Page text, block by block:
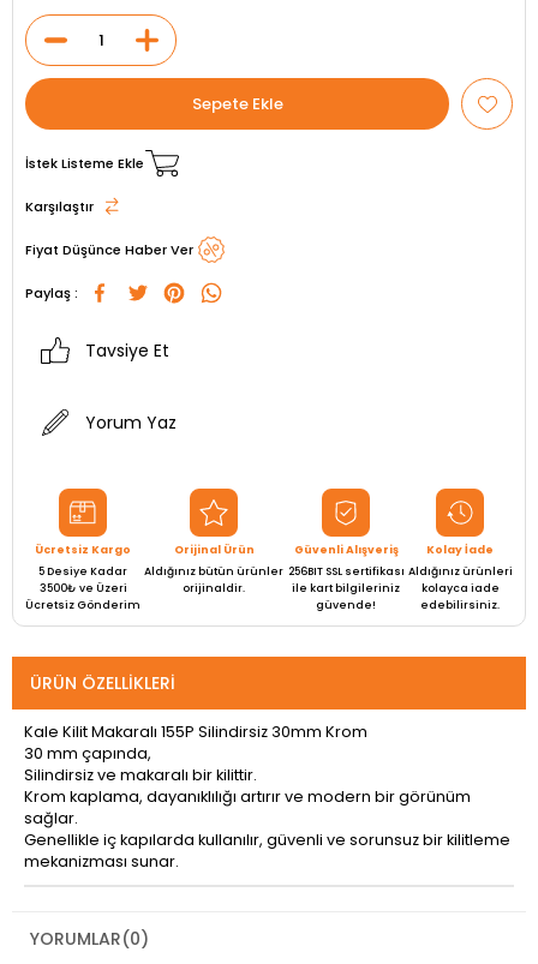
İstek Listeme Ekle
Karşılaştır
Fiyat Düşünce Haber Ver
Paylaş :
Tavsiye Et
Yorum Yaz
Ücretsiz Kargo
5 Desiye Kadar
3500₺ ve Üzeri
Ücretsiz Gönderim
Orijinal Ürün
Aldığınız bütün ürünler
orijinaldir.
Güvenli Alışveriş
256BIT SSL sertifikası
ile kart bilgileriniz
güvende!
Kolay İade
Aldığınız ürünleri
kolayca iade
edebilirsiniz.
ÜRÜN ÖZELLIKLERI
Kale Kilit Makaralı 155P Silindirsiz 30mm Krom
30 mm çapında,
Silindirsiz ve makaralı bir kilittir.
Krom kaplama, dayanıklılığı artırır ve modern bir görünüm
sağlar.
Genellikle iç kapılarda kullanılır, güvenli ve sorunsuz bir kilitleme
mekanizması sunar.
YORUMLAR(0)